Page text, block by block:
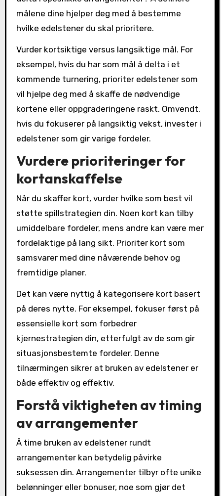
målene dine hjelper deg med å bestemme
hvilke edelstener du skal prioritere.
Vurder kortsiktige versus langsiktige mål. For
eksempel, hvis du har som mål å delta i et
kommende turnering, prioriter edelstener som
vil hjelpe deg med å skaffe de nødvendige
kortene eller oppgraderingene raskt. Omvendt,
hvis du fokuserer på langsiktig vekst, invester i
edelstener som gir varige fordeler.
Vurdere prioriteringer for
kortanskaffelse
Når du skaffer kort, vurder hvilke som best vil
støtte spillstrategien din. Noen kort kan tilby
umiddelbare fordeler, mens andre kan være mer
fordelaktige på lang sikt. Prioriter kort som
samsvarer med dine nåværende behov og
fremtidige planer.
Det kan være nyttig å kategorisere kort basert
på deres nytte. For eksempel, fokuser først på
essensielle kort som forbedrer
kjernestrategien din, etterfulgt av de som gir
situasjonsbestemte fordeler. Denne
tilnærmingen sikrer at bruken av edelstener er
både effektiv og effektiv.
Forstå viktigheten av timing
av arrangementer
Å time bruken av edelstener rundt
arrangementer kan betydelig påvirke
suksessen din. Arrangementer tilbyr ofte unike
belønninger eller bonuser, noe som gjør det